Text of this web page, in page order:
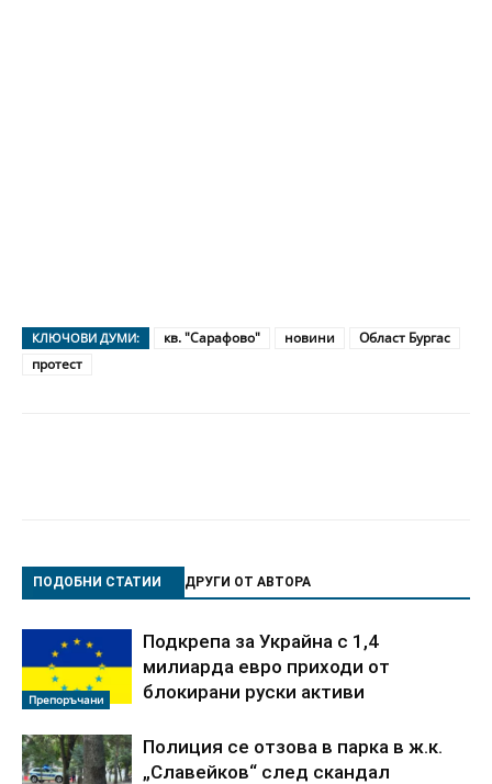
КЛЮЧОВИ ДУМИ: кв. "Сарафово" новини
Област Бургас
протест
ПОДОБНИ СТАТИИ ДРУГИ ОТ АВТОРА
Препоръчани
Подкрепа за Украйна с 1,4
милиарда евро приходи от
блокирани руски активи
Полиция се отзова в парка в ж.к.
„Славейков“ след скандал